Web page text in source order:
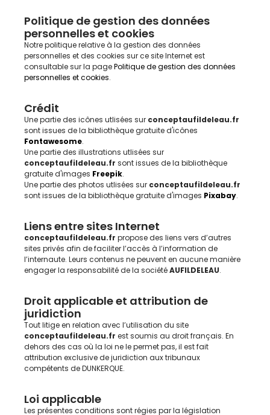
Politique de gestion des données
personnelles et cookies
Notre politique relative à la gestion des données
personnelles et des cookies sur ce site Internet est
consultable sur la pagePolitique de gestion des données
personnelles et cookies.
Crédit
Une partie des icônes utlisées sur conceptaufildeleau.fr
sont issues de la bibliothèque gratuite d'icônes
Fontawesome.
Une partie des illustrations utlisées sur
conceptaufildeleau.fr sont issues de la bibliothèque
gratuite d'images Freepik.
Une partie des photos utlisées sur conceptaufildeleau.fr
sont issues de la bibliothèque gratuite d'images Pixabay.
Liens entre sites Internet
conceptaufildeleau.fr propose des liens vers d’autres
sites privés afin de faciliter l’accès à l’information de
l’internaute. Leurs contenus ne peuvent en aucune manière
engager la responsabilité de la sociétéAUFILDELEAU.
Droit applicable et attribution de
juridiction
Tout litige en relation avec l’utilisation du site
conceptaufildeleau.fr est soumis au droit français. En
dehors des cas où la loi ne le permet pas, il est fait
attribution exclusive de juridiction aux tribunaux
compétents de DUNKERQUE.
Loi applicable
Les présentes conditions sont régies par la législation